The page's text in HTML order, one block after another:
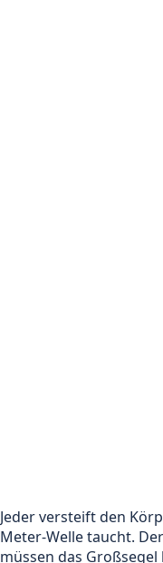
Jeder versteift den
Meter-Welle taucht.
müssen das Großsegel